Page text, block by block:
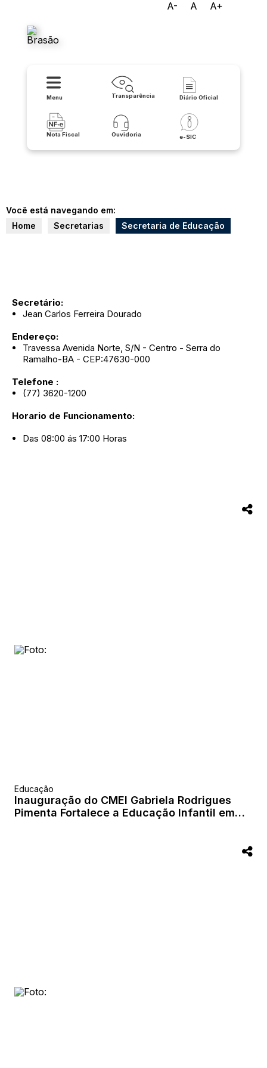
A- A A+
Menu Transparência Diário Oficial
Nota Fiscal Ouvidoria e-SIC
Você está navegando em:
Home
Secretarias Secretaria de Educação
Secretário:
Jean Carlos Ferreira Dourado
Endereço:
Travessa Avenida Norte, S/N - Centro - Serra do
Ramalho-BA - CEP:47630-000
Telefone :
(77) 3620-1200
Horario de Funcionamento:
Das 08:00 ás 17:00 Horas
Educação
Inauguração do CMEI Gabriela Rodrigues
Pimenta Fortalece a Educação Infantil em